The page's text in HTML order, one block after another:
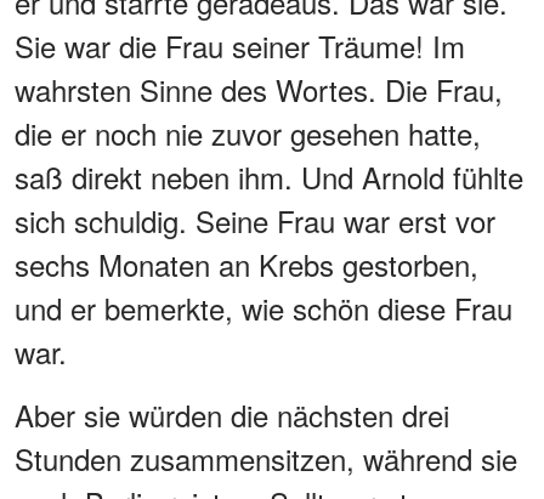
Sie war die Frau seiner Träume! Im
wahrsten Sinne des Wortes. Die Frau,
die er noch nie zuvor gesehen hatte,
saß direkt neben ihm. Und Arnold fühlte
sich schuldig. Seine Frau war erst vor
sechs Monaten an Krebs gestorben,
und er bemerkte, wie schön diese Frau
war.
Aber sie würden die nächsten drei
Stunden zusammensitzen, während sie